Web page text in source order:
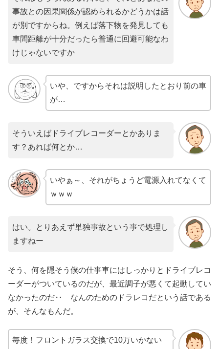
事故との因果関係が認められるかどうかは話
が別ですからね。例えば落下物を発見しても
車間距離が十分だったら普通に回避可能なわ
けじゃないですか
いや、ですからそれは説明したとおり前の車
が…
そういえばドライブレコーダーとかありま
す？あれば何とか…
いやぁ～、それがちょうど電源入れてなくて
ｗｗｗ
はい。とりあえず単独事故という事で処理し
ますねー
そう、何を隠そう僕の仕事車にはしっかりとドライブレコ
ーダーがついているのだが、最近調子が悪くて起動してい
なかったのだ‥ なんのためのドラレコだという話である
が、そんなもんだ。
毎度！フロントガラス交換で10万いかない